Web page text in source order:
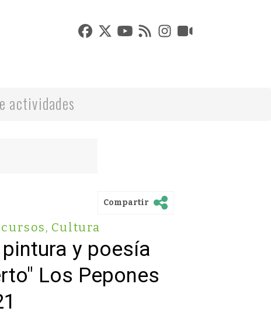
actividades
Compartir
, Cultura
y poesía
Los Pepones